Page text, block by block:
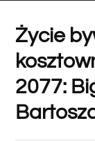
Życie
2077: